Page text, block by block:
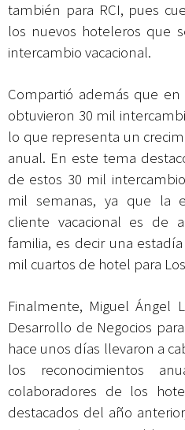
también para RCI, pues
los nuevos hoteleros que
intercambio vacacional.
Compartió además que
obtuvieron 30 mil
lo que representa un
anual. En este tema
de estos 30 mil
mil semanas, ya que la
cliente vacacional es de
familia, es decir una
mil cuartos de hotel para
Finalmente, Miguel Ángel
Desarrollo de Negocios
hace unos días llevaron a
los reconocimientos
colaboradores de los
destacados del año